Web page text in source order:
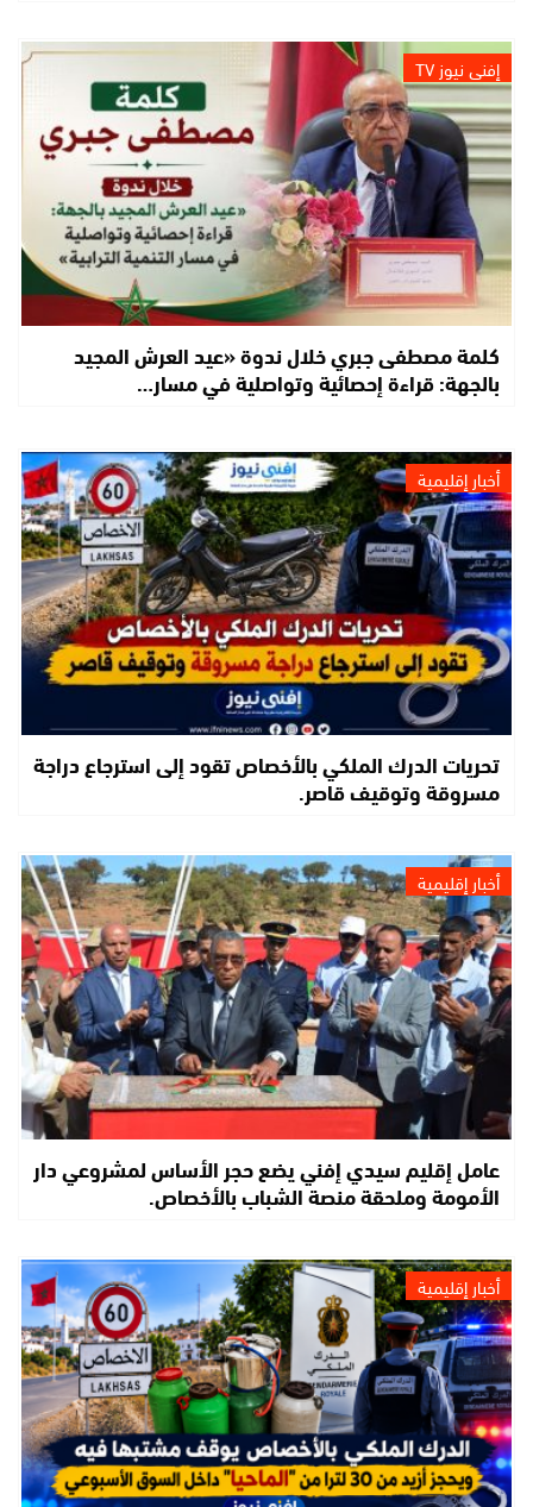
إفني نيوز TV
كلمة مصطفى جبري خلال ندوة «عيد العرش المجيد
بالجهة: قراءة إحصائية وتواصلية في مسار…
أخبار إقليمية
تحريات الدرك الملكي بالأخصاص تقود إلى استرجاع دراجة
مسروقة وتوقيف قاصر.
أخبار إقليمية
عامل إقليم سيدي إفني يضع حجر الأساس لمشروعي دار
الأمومة وملحقة منصة الشباب بالأخصاص.
أخبار إقليمية